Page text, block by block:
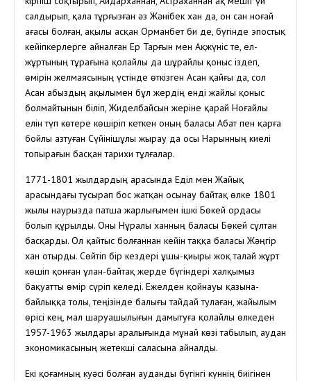
салдырып, қала тұрғызған әз Жәнібек хан да, он сан ноғай
ағасы болған, ақылы асқан Орманбет би де, бүгінде эпостық
кейіпкерлерге айналған Ер Тарғын мен Ақжүніс те, ел-
жұртының тұрағына қолайлы да шұрайлы қоныс іздеп,
өмірін желмаясының үстінде өткізген Асан қайғы да, сол
Асан абыздың ақылымен бұл жердің енді жайлы қоныс
болмайтынын біліп, Жиделбайсын жеріне қарай Ноғайлы
елін түп көтере көшіріп кеткен оның баласы Абат пен қарға
бойлы Қазтуған Сүйінішұлы жырау да осы Нарынның киелі
топырағын басқан тарихи тұлғалар.
1771-1801 жылдардың арасында Еділ мен Жайық
арасындағы тусырап бос жатқан осынау байтақ өлке 1801
жылы наурызда патша жарлығымен ішкі Бөкей ордасы
болып құрылды. Оны Нұралы ханның баласы Бөкей сұлтан
басқарды. Ол қайтыс болғаннан кейін таққа баласы Жәңгір
хан отырды. Сөйтіп бір кездері ұшы-қиыры жоқ талай жұрт
көшіп қонған ұлан-байтақ жерде бүгіндері халқымыз
бақуатты өмір сүріп келеді. Ежелден қойнауы қазына-
байлыққа толы, теңізінде балығы тайдай тулаған, жайылым
өрісі кең, мал шаруашылығын дамытуға қолайлы өлкеден
1957-1963 жылдары аралығында мұнай көзі табылып, аудан
экономикасының жетекші саласына айналды.
Екі қоғамның куәсі болған ауданды бүгінгі күннің биігінен